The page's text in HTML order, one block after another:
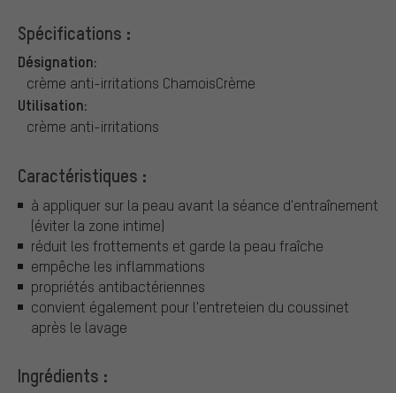
Spécifications :
Désignation:
crème anti-irritations ChamoisCrème
Utilisation:
crème anti-irritations
Caractéristiques :
à appliquer sur la peau avant la séance d'entraînement
(éviter la zone intime)
réduit les frottements et garde la peau fraîche
empêche les inflammations
propriétés antibactériennes
convient également pour l'entreteien du coussinet
après le lavage
Ingrédients :